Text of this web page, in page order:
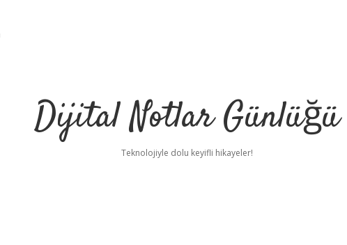
Dijital Notlar Günlüğü
Teknolojiyle dolu keyifli hikayeler!